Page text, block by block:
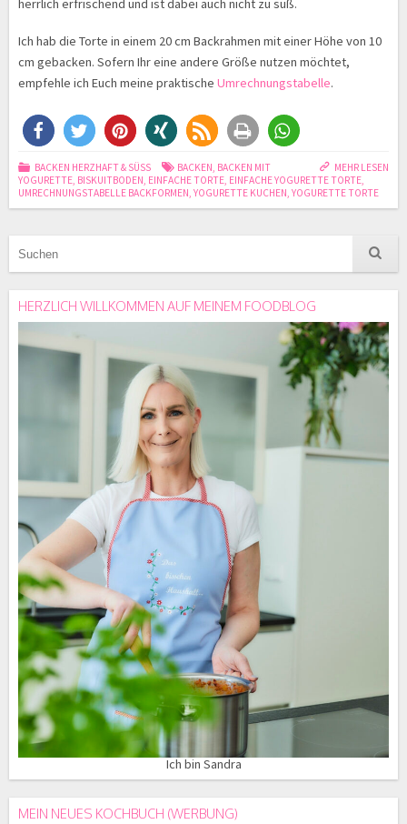
herrlich erfrischend und ist dabei auch nicht zu süß.
Ich hab die Torte in einem 20 cm Backrahmen mit einer Höhe von 10
cm gebacken. Sofern Ihr eine andere Größe nutzen möchtet,
empfehle ich Euch meine praktische Umrechnungstabelle.
MEHR LESEN
BACKEN HERZHAFT & SÜSS BACKEN, BACKEN MIT
YOGURETTE, BISKUITBODEN, EINFACHE TORTE, EINFACHE YOGURETTE TORTE,
UMRECHNUNGSTABELLE BACKFORMEN, YOGURETTE KUCHEN, YOGURETTE TORTE
HERZLICH WILLKOMMEN AUF MEINEM FOODBLOG
Ich bin Sandra
MEIN NEUES KOCHBUCH (WERBUNG)